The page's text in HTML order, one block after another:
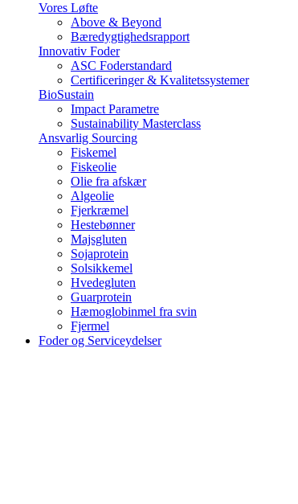
Vores Løfte
Above & Beyond
Bæredygtighedsrapport
Innovativ Foder
ASC Foderstandard
Certificeringer & Kvalitetssystemer
BioSustain
Impact Parametre
Sustainability Masterclass
Ansvarlig Sourcing
Fiskemel
Fiskeolie
Olie fra afskær
Algeolie
Fjerkræmel
Hestebønner
Majsgluten
Sojaprotein
Solsikkemel
Hvedegluten
Guarprotein
Hæmoglobinmel fra svin
Fjermel
Foder og Serviceydelser